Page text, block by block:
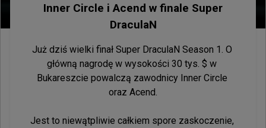
Inner Circle i Acend w finale Super
DraculaN
Już dziś wielki finał Super DraculaN Season 1. O
główną nagrodę w wysokości 30 tys. $ w
Bukareszcie powalczą zawodnicy Inner Circle
oraz Acend.
Jest to niewątpliwie całkiem spore zaskoczenie,